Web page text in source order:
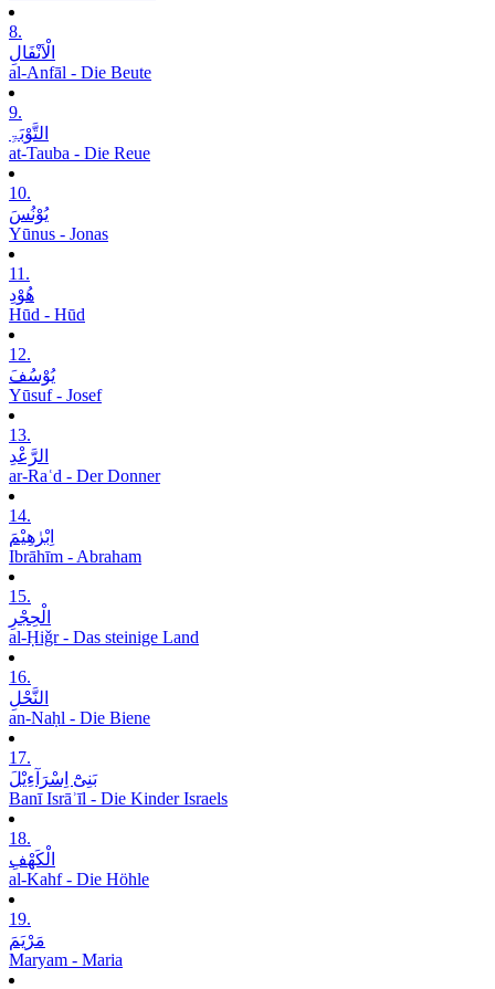
8.
الْاَنْفَالِ
al-Anfāl - Die Beute
9.
التَّوْبَۃِ
at-Tauba - Die Reue
10.
یُوْنُسَ
Yūnus - Jonas
11.
ھُوْدِ
Hūd - Hūd
12.
یُوْسُفَ
Yūsuf - Josef
13.
الرَّعْدِ
ar-Raʿd - Der Donner
14.
اِبْرٰھِیْمَ
Ibrāhīm - Abraham
15.
الْحِجْرِ
al-Ḥiǧr - Das steinige Land
16.
النَّحْلِ
an-Naḥl - Die Biene
17.
بَنِیْٓ اِسْرَآءِیْلَ
Banī Isrāʾīl - Die Kinder Israels
18.
الْکَھْفِ
al-Kahf - Die Höhle
19.
مَرْیَمَ
Maryam - Maria